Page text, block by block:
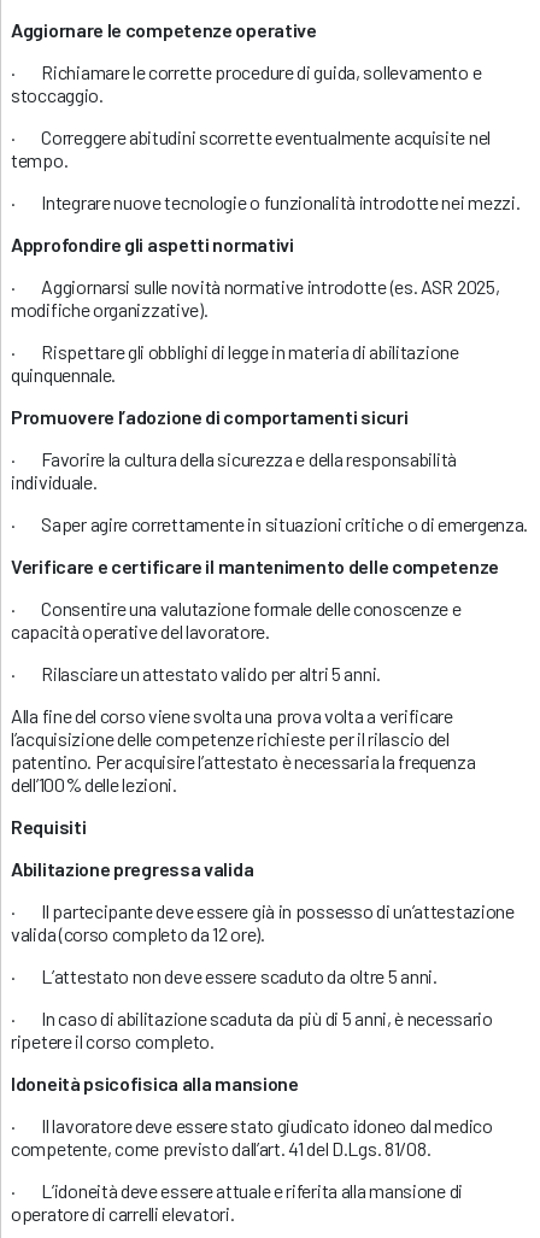
Aggiornare le competenze operative
· Richiamare le corrette procedure di guida, sollevamento e
stoccaggio.
· Correggere abitudini scorrette eventualmente acquisite nel
tempo.
· Integrare nuove tecnologie o funzionalità introdotte nei mezzi.
Approfondire gli aspetti normativi
· Aggiornarsi sulle novità normative introdotte (es. ASR 2025,
modifiche organizzative).
· Rispettare gli obblighi di legge in materia di abilitazione
quinquennale.
Promuovere l’adozione di comportamenti sicuri
· Favorire la cultura della sicurezza e della responsabilità
individuale.
· Saper agire correttamente in situazioni critiche o di emergenza.
Verificare e certificare il mantenimento delle competenze
· Consentire una valutazione formale delle conoscenze e
capacità operative del lavoratore.
· Rilasciare un attestato valido per altri 5 anni.
Alla fine del corso viene svolta una prova volta a verificare
l’acquisizione delle competenze richieste per il rilascio del
patentino. Per acquisire l’attestato è necessaria la frequenza
dell’100% delle lezioni.
Requisiti
Abilitazione pregressa valida
· Il partecipante deve essere già in possesso di un’attestazione
valida (corso completo da 12 ore).
· L’attestato non deve essere scaduto da oltre 5 anni.
· In caso di abilitazione scaduta da più di 5 anni, è necessario
ripetere il corso completo.
Idoneità psicofisica alla mansione
· Il lavoratore deve essere stato giudicato idoneo dal medico
competente, come previsto dall’art. 41 del D.Lgs. 81/08.
· L’idoneità deve essere attuale e riferita alla mansione di
operatore di carrelli elevatori.